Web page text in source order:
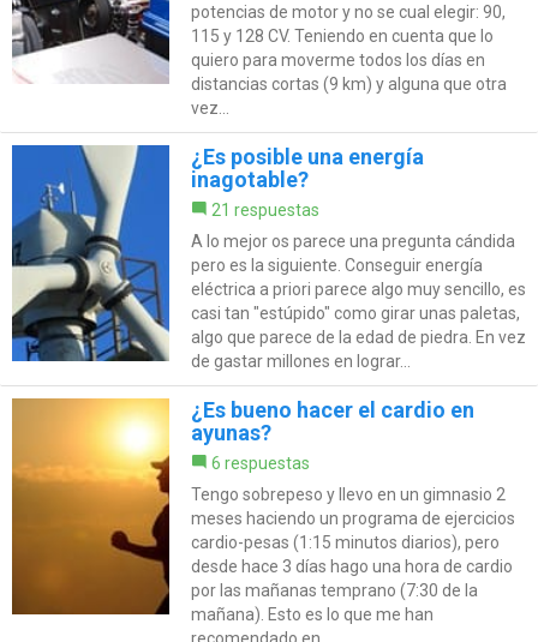
potencias de motor y no se cual elegir: 90,
115 y 128 CV. Teniendo en cuenta que lo
quiero para moverme todos los días en
distancias cortas (9 km) y alguna que otra
vez...
¿Es posible una energía
inagotable?
21 respuestas
A lo mejor os parece una pregunta cándida
pero es la siguiente. Conseguir energía
eléctrica a priori parece algo muy sencillo, es
casi tan "estúpido" como girar unas paletas,
algo que parece de la edad de piedra. En vez
de gastar millones en lograr...
¿Es bueno hacer el cardio en
ayunas?
6 respuestas
Tengo sobrepeso y llevo en un gimnasio 2
meses haciendo un programa de ejercicios
cardio-pesas (1:15 minutos diarios), pero
desde hace 3 días hago una hora de cardio
por las mañanas temprano (7:30 de la
mañana). Esto es lo que me han